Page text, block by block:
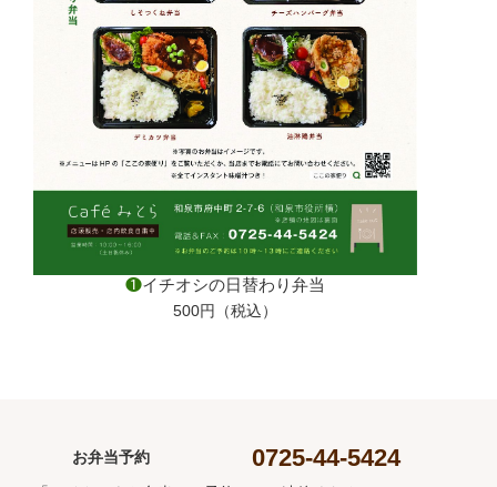
❶イチオシの日替わり弁当
500円（税込）
お弁当予約 0725-44-5424